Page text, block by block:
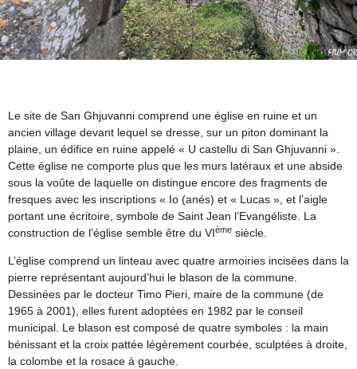
Le site de San Ghjuvanni comprend une église en ruine et un
ancien village devant lequel se dresse, sur un piton dominant la
plaine, un édifice en ruine appelé « U castellu di San Ghjuvanni ».
Cette église ne comporte plus que les murs latéraux et une abside
sous la voûte de laquelle on distingue encore des fragments de
fresques avec les inscriptions « Io (anés) et « Lucas », et l’aigle
portant une écritoire, symbole de Saint Jean l’Evangéliste. La
construction de l’église semble être du VIème siècle.
L’église comprend un linteau avec quatre armoiries incisées dans la
pierre représentant aujourd’hui le blason de la commune.
Dessinées par le docteur Timo Pieri, maire de la commune (de
1965 à 2001), elles furent adoptées en 1982 par le conseil
municipal. Le blason est composé de quatre symboles : la main
bénissant et la croix pattée légèrement courbée, sculptées à droite,
la colombe et la rosace à gauche.